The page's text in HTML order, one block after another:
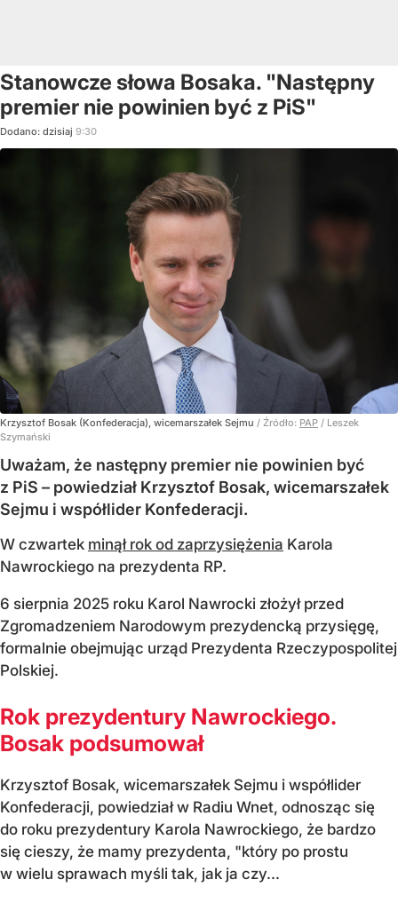
Stanowcze słowa Bosaka. "Następny
premier nie powinien być z PiS"
Dodano: dzisiaj 9:30
Krzysztof Bosak (Konfederacja), wicemarszałek Sejmu / Źródło: PAP / Leszek
Szymański
Uważam, że następny premier nie powinien być
z PiS – powiedział Krzysztof Bosak, wicemarszałek
Sejmu i współlider Konfederacji.
W czwartek minął rok od zaprzysiężenia Karola
Nawrockiego na prezydenta RP.
6 sierpnia 2025 roku Karol Nawrocki złożył przed
Zgromadzeniem Narodowym prezydencką przysięgę,
formalnie obejmując urząd Prezydenta Rzeczypospolitej
Polskiej.
Rok prezydentury Nawrockiego.
Bosak podsumował
Krzysztof Bosak, wicemarszałek Sejmu i współlider
Konfederacji, powiedział w Radiu Wnet, odnosząc się
do roku prezydentury Karola Nawrockiego, że bardzo
się cieszy, że mamy prezydenta, "który po prostu
w wielu sprawach myśli tak, jak ja czy...